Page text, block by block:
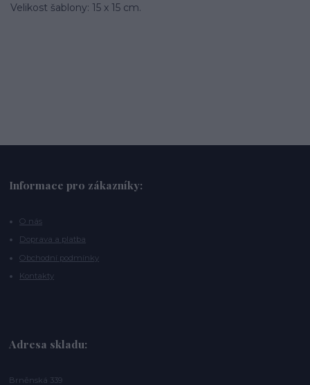
Velikost šablony: 15 x 15 cm.
Informace pro zákazníky:
O nás
Doprava a platba
Obchodní podmínky
Kontakty
Adresa skladu:
Brněnská 339